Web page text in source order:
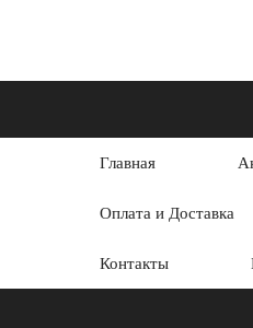
Главная
Оплата и Доставка
Контакты